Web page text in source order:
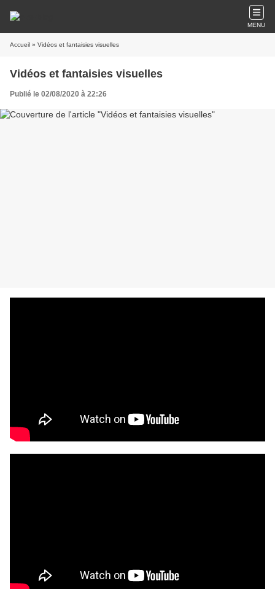
MENU
Accueil » Vidéos et fantaisies visuelles
Vidéos et fantaisies visuelles
Publié le 02/08/2020 à 22:26